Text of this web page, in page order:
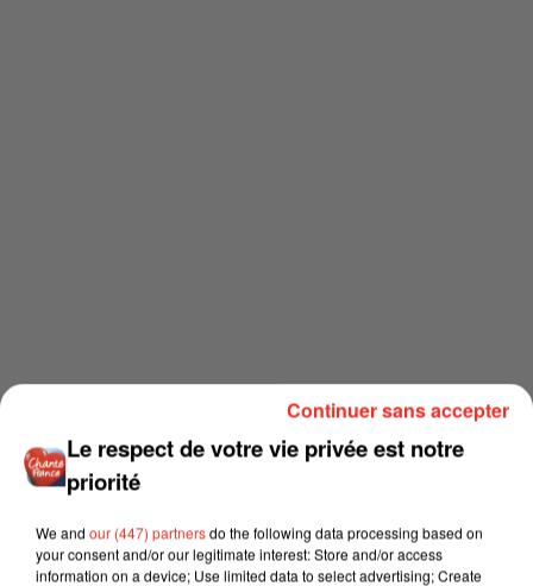
Le respect de votre vie privée est notre
priorité
We and our (447) partnersdo the following data processing based on
your consent and/or our legitimate interest: Store and/or access
information on a device; Use limited data to select advertising; Create
Continuer sans accepter